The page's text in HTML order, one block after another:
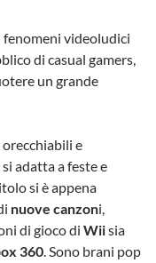
videoludici
di casual gamers,
un grande
orecchiabili e
adatta a feste e
si è appena
nuove canzoni,
di gioco di Wiisia
360. Sono brani pop